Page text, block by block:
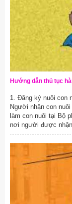
Hướng dẫn thủ tục
1. Đăng ký nuôi con
Người nhận con
làm con nuôi tại Bộ
nơi người được